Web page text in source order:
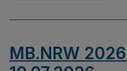
MB.NRW